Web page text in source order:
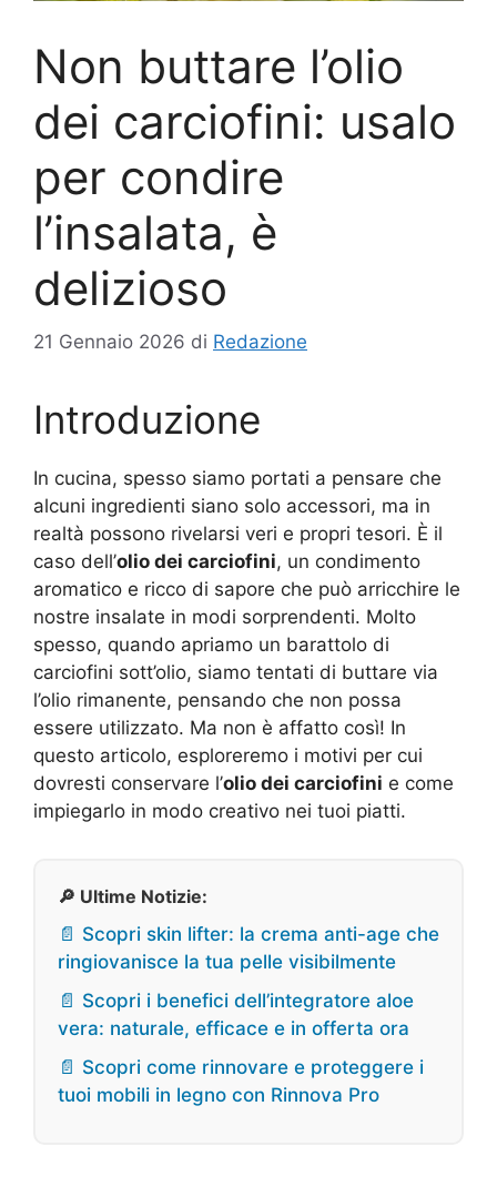
Non buttare l’olio
dei carciofini: usalo
per condire
l’insalata, è
delizioso
21 Gennaio 2026 di Redazione
Introduzione
In cucina, spesso siamo portati a pensare che
alcuni ingredienti siano solo accessori, ma in
realtà possono rivelarsi veri e propri tesori. È il
caso dell’olio dei carciofini, un condimento
aromatico e ricco di sapore che può arricchire le
nostre insalate in modi sorprendenti. Molto
spesso, quando apriamo un barattolo di
carciofini sott’olio, siamo tentati di buttare via
l’olio rimanente, pensando che non possa
essere utilizzato. Ma non è affatto così! In
questo articolo, esploreremo i motivi per cui
dovresti conservare l’olio dei carciofini e come
impiegarlo in modo creativo nei tuoi piatti.
🔎 Ultime Notizie:
📄 Scopri skin lifter: la crema anti-age che
ringiovanisce la tua pelle visibilmente
📄 Scopri i benefici dell’integratore aloe
vera: naturale, efficace e in offerta ora
📄 Scopri come rinnovare e proteggere i
tuoi mobili in legno con Rinnova Pro